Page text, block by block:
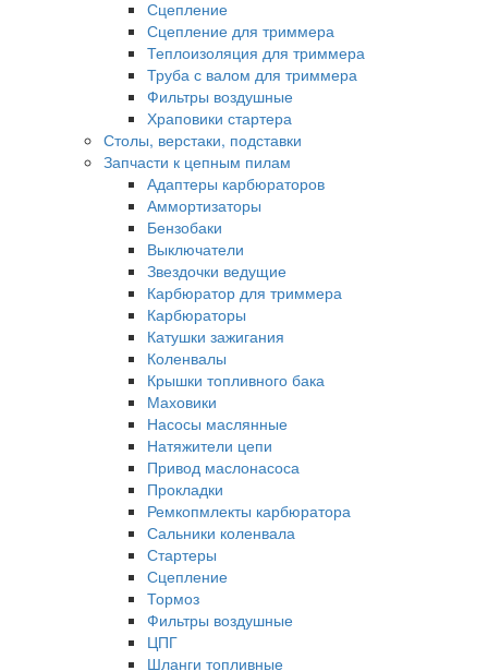
Сцепление
Сцепление для триммера
Теплоизоляция для триммера
Труба с валом для триммера
Фильтры воздушные
Храповики стартера
Столы, верстаки, подставки
Запчасти к цепным пилам
Адаптеры карбюраторов
Аммортизаторы
Бензобаки
Выключатели
Звездочки ведущие
Карбюратор для триммера
Карбюраторы
Катушки зажигания
Коленвалы
Крышки топливного бака
Маховики
Насосы маслянные
Натяжители цепи
Привод маслонасоса
Прокладки
Ремкопмлекты карбюратора
Сальники коленвала
Стартеры
Сцепление
Тормоз
Фильтры воздушные
ЦПГ
Шланги топливные